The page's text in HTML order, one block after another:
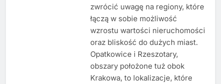
zwrócić uwagę na regiony, które
łączą w sobie możliwość
wzrostu wartości nieruchomości
oraz bliskość do dużych miast.
Opatkowice i Rzeszotary,
obszary położone tuż obok
Krakowa, to lokalizacje, które